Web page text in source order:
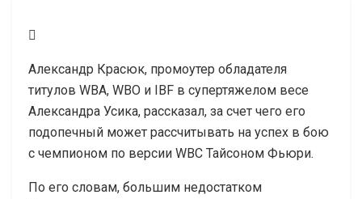
Александр Красюк, промоутер обладателя
титулов WBA, WBO и IBF в супертяжелом весе
Александра Усика, рассказал, за счет чего его
подопечный может рассчитывать на успех в бою
с чемпионом по версии WBC Тайсоном Фьюри.
По его словам, большим недостатком